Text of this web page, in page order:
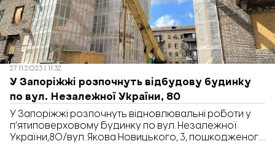
27.11.2023 | 11:32
У Запоріжжі розпочнуть відбудову будинку
по вул. Незалежної України, 80
У Запоріжжі розпочнуть відновлювальні роботи у
п’ятиповерховому будинку по вул. Незалежної
України,80/вул. Якова Новицького, 3, пошкодженого